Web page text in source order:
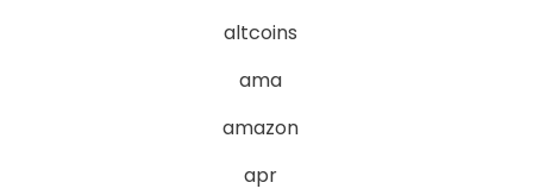
altcoins
ama
amazon
apr